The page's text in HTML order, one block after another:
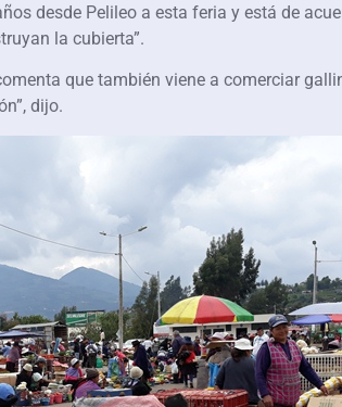
desde Pelileo a esta feria y está de
la cubierta”.
que también viene a comerciar
dijo.